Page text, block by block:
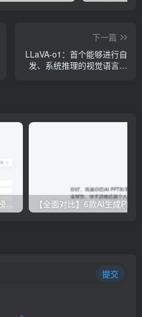
下一篇
LLaVA-o1：首个能够进行自
发、系统推理的视觉语言模
权威发布：国产AI工具排行榜TOP10，必备神器一览无余
提交